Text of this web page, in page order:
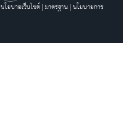
นโยบายเว็บไซต์|มาตรฐาน |นโยบายการ